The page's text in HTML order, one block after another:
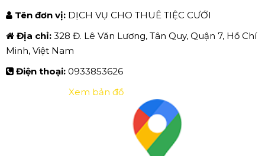
Tên đơn vị: DỊCH VỤ CHO THUÊ TIỆC CƯỚI
Địa chỉ: 328 Đ. Lê Văn Lương, Tân Quy, Quận 7, Hồ Chí
Minh, Việt Nam
Điện thoại: 0933853626
Xem bản đồ